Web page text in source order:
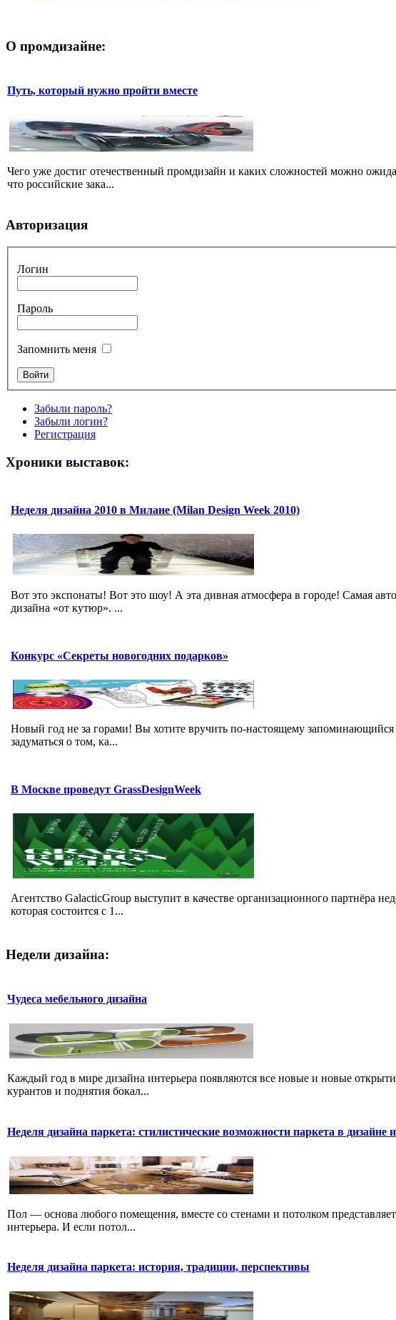
О промдизайне:
Путь, который нужно пройти вместе
Чего уже достиг отечественный промдизайн и каких сложностей можно
что российские зака...
Авторизация
Логин
Пароль
Запомнить меня
Забыли пароль?
Забыли логин?
Регистрация
Хроники выставок:
Неделя дизайна 2010 в Милане (Milan Design Week 2010)
Вот это экспонаты! Вот это шоу! А эта дивная атмосфера в городе! Самая
дизайна «от кутюр». ...
Конкурс «Секреты новогодних подарков»
Новый год не за горами! Вы хотите вручить по-настоящему запоминающийся
задуматься о том, ка...
В Москве проведут GrassDesignWeek
Агентство GalacticGroup выступит в качестве организационного партнёра
которая состоится с 1...
Недели дизайна:
Чудеса мебельного дизайна
Каждый год в мире дизайна интерьера появляются все новые и новые
курантов и поднятия бокал...
Неделя дизайна паркета: стилистические возможности паркета в дизайне
Пол — основа любого помещения, вместе со стенами и потолком
интерьера. И если потол...
Неделя дизайна паркета: история, традиции, перспективы